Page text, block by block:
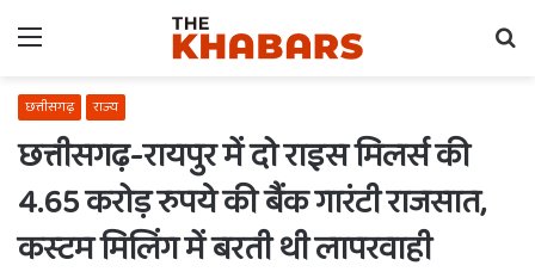
Menu
छत्तीसगढ़ राज्य
छत्तीसगढ़-रायपुर में दो राइस मिलर्स की
4.65 करोड़ रुपये की बैंक गारंटी राजसात,
कस्टम मिलिंग में बरती थी लापरवाही